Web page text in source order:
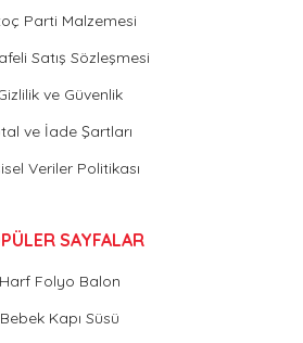
Parti Malzemesi
Satış Sözleşmesi
ve Güvenlik
ve İade Şartları
Veriler Politikası
SAYFALAR
Harf Folyo Balon
Bebek Kapı Süsü